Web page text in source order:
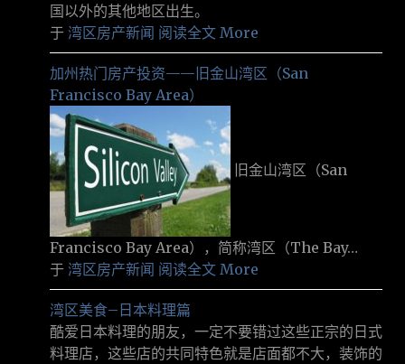
国以外的其他地区出生。
于 湾区房产新闻 阅读全文 More
加州热门房产投资——旧金山湾区（San
Francisco Bay Area）
旧金山湾区（San
Francisco Bay Area），简称湾区（The Bay…
于 湾区房产新闻 阅读全文 More
湾区美食–日本料理篇
酷爱日本料理的朋友，一定不要错过这些正宗的日式
料理店，这些店的共同特色就是店面都不大，装饰的